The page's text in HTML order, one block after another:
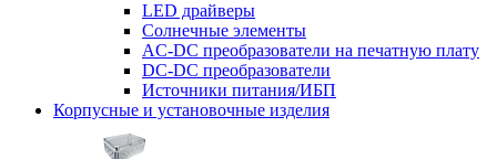
LED драйверы
Солнечные элементы
AC-DC преобразователи на печатную плату
DC-DC преобразователи
Источники питания/ИБП
Корпусные и установочные изделия